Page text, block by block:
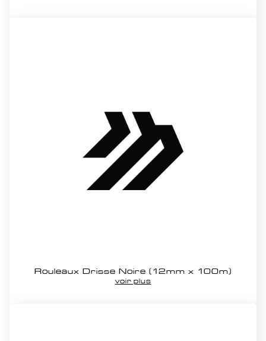
Rouleaux Drisse Noire (12mm x 100m)
voir plus